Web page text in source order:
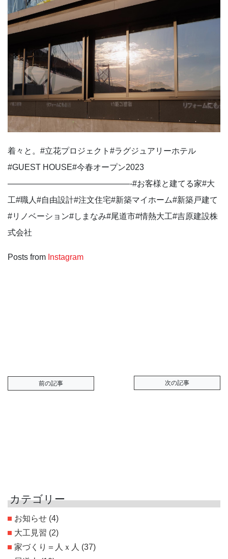
着々と。⁡#立花プロジェクト#ラグジュアリーホテル
#GUEST HOUSE#今春オープン2023
———————————————-#お客様と建てる家#大
工#職人#自由設計#注文住宅#新築マイホーム#新築戸建て
#リノベーション#しまなみ#尾道市#情熱大工#吉原建設株
式会社
Posts from Instagram
前の記事 次の記事
カテゴリー
お知らせ (4)
大工見習 (2)
家づくり＝人ｘ人 (37)